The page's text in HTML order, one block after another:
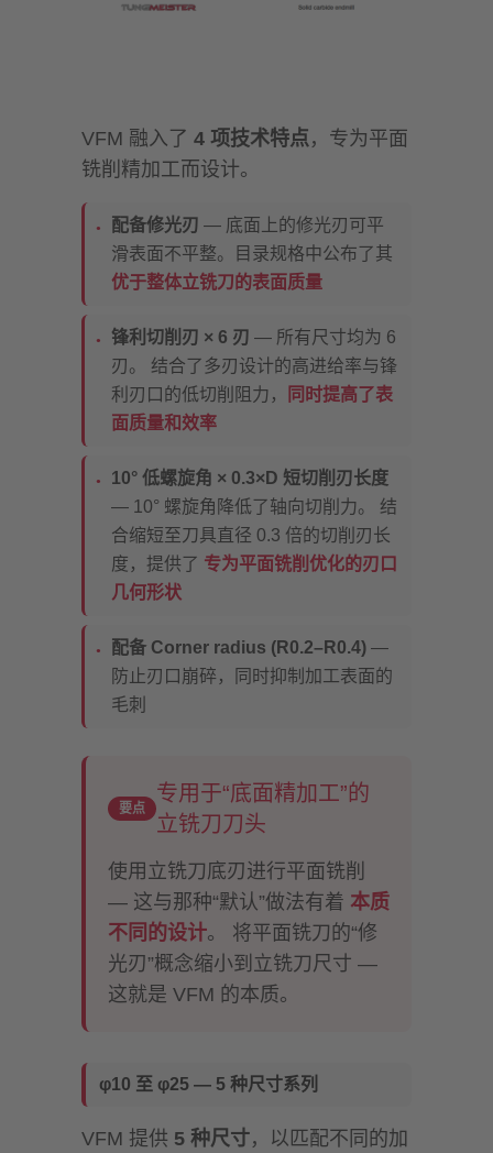
VFM 融入了 4 项技术特点 ，专为平面
铣削精加工而设计。
配备修光刃 — 底面上的修光刃可平
滑表面不平整。目录规格中公布了其
优于整体立铣刀的表面质量
锋利切削刃 × 6 刃 — 所有尺寸均为 6
刃。 结合了多刃设计的高进给率与锋
利刃口的低切削阻力，
同时提高了表
面质量和效率
10° 低螺旋角 × 0.3×D 短切削刃长度
— 10° 螺旋角降低了轴向切削力。 结
合缩短至刀具直径 0.3 倍的切削刃长
度，提供了 专为平面铣削优化的刃口
几何形状
配备 Corner radius (R0.2–R0.4) —
防止刃口崩碎，同时抑制加工表面的
毛刺
要点
专用于“底面精加工”的
立铣刀刀头
使用立铣刀底刃进行平面铣削
— 这与那种“默认”做法有着 本质
不同的设计。 将平面铣刀的“修
光刃”概念缩小到立铣刀尺寸 —
这就是 VFM 的本质。
φ10 至 φ25 — 5 种尺寸系列
VFM 提供 5 种尺寸，以匹配不同的加